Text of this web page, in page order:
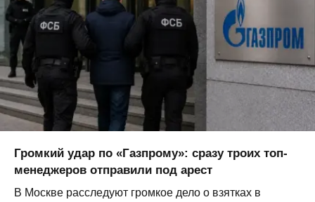
Громкий удар по «Газпрому»: сразу троих топ-
менеджеров отправили под арест
В Москве расследуют громкое дело о взятках в